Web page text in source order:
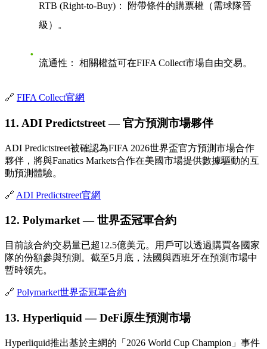
RTB (Right-to-Buy)：
附帶條件的購票權（需球隊晉
級）。
流通性： 相關權益可在FIFA Collect市場自由交易。
🔗 FIFA Collect官網
11. ADI Predictstreet — 官方預測市場夥伴
ADI Predictstreet被確認為FIFA 2026世界盃官方預測市場合作
夥伴，將與Fanatics Markets合作在美國市場提供數據驅動的互
動預測體驗。
🔗 ADI Predictstreet官網
12. Polymarket — 世界盃冠軍合約
目前該合約交易量已超12.5億美元。用戶可以透過購買各國家
隊的份額參與預測。截至5月底，法國與西班牙在預測市場中
暫時領先。
🔗 Polymarket世界盃冠軍合約
13. Hyperliquid — DeFi原生預測市場
Hyperliquid推出基於主網的「2026 World Cup Champion」事件